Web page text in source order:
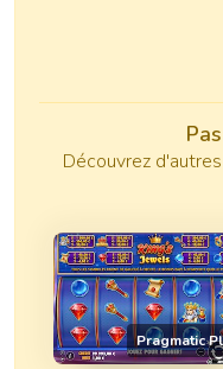
Découvrez
Pragmatic